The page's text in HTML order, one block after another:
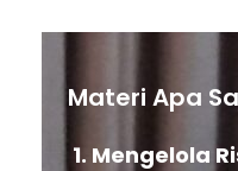
Materi Apa
1. Mengelola